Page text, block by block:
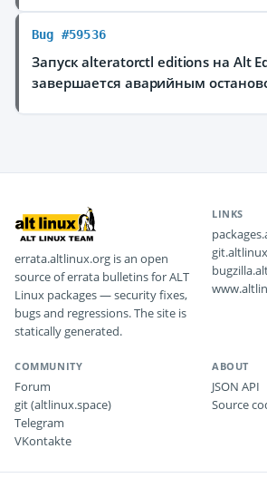
Bug #59536
Запуск alteratorctl editions на Alt
завершается аварийным
errata.altlinux.org is an open
source of errata bulletins for ALT
Linux packages — security fixes,
bugs and regressions. The site is
statically generated.
LINKS
COMMUNITY
Forum
git (altlinux.space)
Telegram
VKontakte
ABOUT
JSON API
Source